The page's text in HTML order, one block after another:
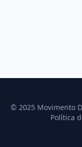
© 2025 Movimento
Política